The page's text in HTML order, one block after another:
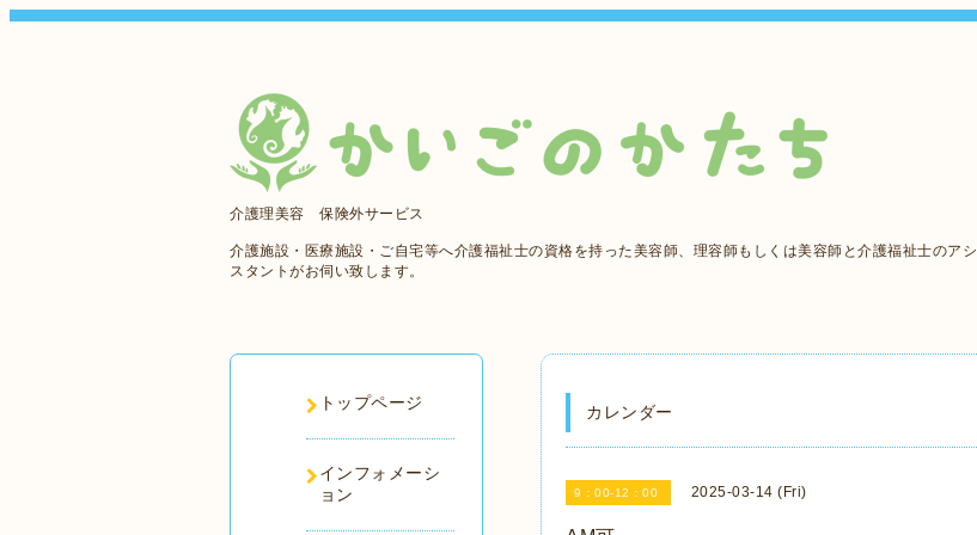
介護理美容 保険外サービス
介護施設・医療施設・ご自宅等へ介護福祉士の資格を持った美容師、理容師もしくは美容師と介護福祉士のアシ
スタントがお伺い致します。
カレンダー
9：00-12：00 2025-03-14 (Fri)
トップページ
インフォメーシ
ョン